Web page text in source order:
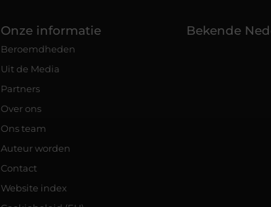
Onze informatie
Beroemdheden
Uit de Media
Partners
Over ons
Ons team
Auteur worden
Contact
Website index
Bekende